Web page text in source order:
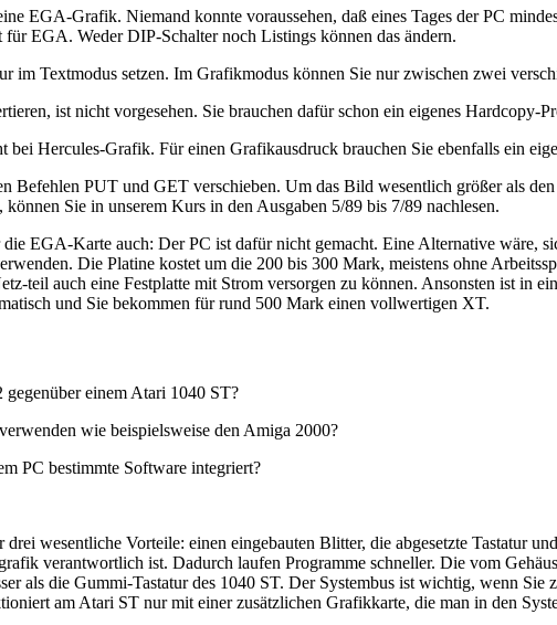
EGA-Grafik. Niemand konnte voraussehen, daß eines Tages der PC
EGA. Weder DIP-Schalter noch Listings können das ändern.
im Textmodus setzen. Im Grafikmodus können Sie nur zwischen zwei
ist nicht vorgesehen. Sie brauchen dafür schon ein eigenes Hardcopy-
Hercules-Grafik. Für einen Grafikausdruck brauchen Sie ebenfalls ein
Befehlen PUT und GET verschieben. Um das Bild wesentlich größer als
Sie in unserem Kurs in den Ausgaben 5/89 bis 7/89 nachlesen.
EGA-Karte auch: Der PC ist dafür nicht gemacht. Eine Alternative wäre,
Die Platine kostet um die 200 bis 300 Mark, meistens ohne
teil auch eine Festplatte mit Strom versorgen zu können. Ansonsten ist in
und Sie bekommen für rund 500 Mark einen vollwertigen XT.
einem Atari 1040 ST?
wie beispielsweise den Amiga 2000?
PC bestimmte Software integriert?
wesentliche Vorteile: einen eingebauten Blitter, die abgesetzte Tastatur
verantwortlich ist. Dadurch laufen Programme schneller. Die vom
als die Gummi-Tastatur des 1040 ST. Der Systembus ist wichtig, wenn
am Atari ST nur mit einer zusätzlichen Grafikkarte, die man in den